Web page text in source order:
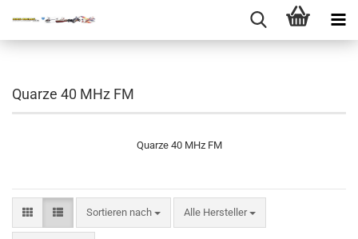
Quarze 40 MHz FM
Quarze 40 MHz FM
Sortieren nach
Sortieren nach Alle Hersteller